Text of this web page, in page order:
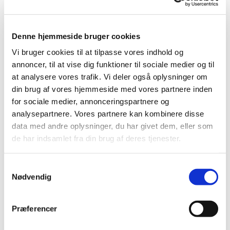
Denne hjemmeside bruger cookies
Vi bruger cookies til at tilpasse vores indhold og
annoncer, til at vise dig funktioner til sociale medier og til
at analysere vores trafik. Vi deler også oplysninger om
din brug af vores hjemmeside med vores partnere inden
for sociale medier, annonceringspartnere og
analysepartnere. Vores partnere kan kombinere disse
data med andre oplysninger, du har givet dem, eller som
de har indsamlet fra din brug af deres tjenester.
Nødvendig
Præferencer
overlap i uge 29 og 30.
Der er arrangeret afløsere til
eventuelle bisættelser/begravelser.
Flere muligheder for at få afholdt
gudstjeneste 19/7 er undersøgt og der
er ikke fundet nogen optimal løsning.
Menighedsrådet besluttede at aflyse
gudstjenesten.
- Sofie får igen en praktikant i efteråret.
- Møbler fra Samlingsstedet er givet til